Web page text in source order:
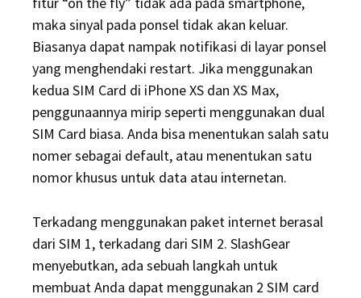
maka sinyal pada ponsel tidak akan keluar.
Biasanya dapat nampak notifikasi di layar ponsel
yang menghendaki restart. Jika menggunakan
kedua SIM Card di iPhone XS dan XS Max,
penggunaannya mirip seperti menggunakan dual
SIM Card biasa. Anda bisa menentukan salah satu
nomer sebagai default, atau menentukan satu
nomor khusus untuk data atau internetan.
Terkadang menggunakan paket internet berasal
dari SIM 1, terkadang dari SIM 2. SlashGear
menyebutkan, ada sebuah langkah untuk
membuat Anda dapat menggunakan 2 SIM card